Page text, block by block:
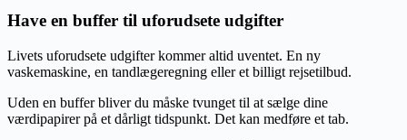
Have en buffer til uforudsete udgifter
Livets uforudsete udgifter kommer altid uventet. En ny
vaskemaskine, en tandlægeregning eller et billigt rejsetilbud.
Uden en buffer bliver du måske tvunget til at sælge dine
værdipapirer på et dårligt tidspunkt. Det kan medføre et tab.